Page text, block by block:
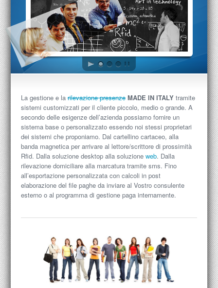
La gestione e larilevazione presenze MADE IN ITALYtramite
sistemi customizzati per il cliente piccolo, medio o grande. A
secondo delle esigenze dell’azienda possiamo fornire un
sistema base o personalizzato essendo noi stessi proprietari
dei sistemi che proponiamo. Dal cartellino cartaceo, alla
banda magnetica per arrivare al lettore/scrittore di prossimità
Rfid. Dalla soluzione desktop alla soluzione web. Dalla
rilevazione domiciliare alla marcatura tramite sms. Fino
all’esportazione personalizzata con calcoli in post
elaborazione del file paghe da inviare al Vostro consulente
esterno o al programma di gestione paga internamente.